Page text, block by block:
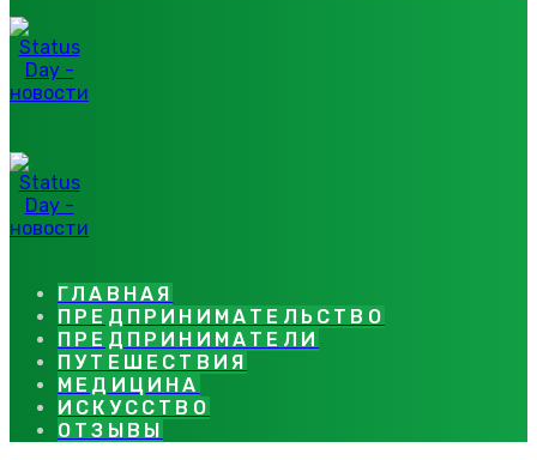
ГЛАВНАЯ
ПРЕДПРИНИМАТЕЛЬСТВО
ПРЕДПРИНИМАТЕЛИ
ПУТЕШЕСТВИЯ
МЕДИЦИНА
ИСКУССТВО
ОТЗЫВЫ